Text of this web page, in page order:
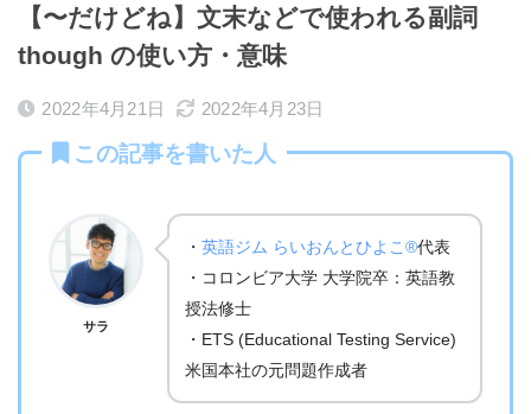
【〜だけどね】文末などで使われる副詞
though の使い方・意味
2022年4月21日 2022年4月23日
この記事を書いた人
サラ
・ 英語ジム らいおんとひよこ®代表
・コロンビア大学 大学院卒：英語教
授法修士
・ETS (Educational Testing Service)
米国本社の元問題作成者